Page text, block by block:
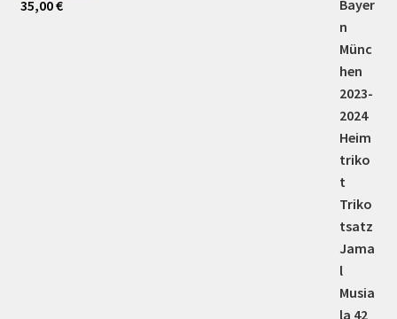
Bewertet mit
35,00€